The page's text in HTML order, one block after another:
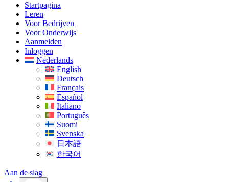
Startpagina
Leren
Voor Bedrijven
Voor Onderwijs
Aanmelden
Inloggen
Nederlands
English
Deutsch
Français
Español
Italiano
Português
Suomi
Svenska
日本語
한국어
Aan de slag